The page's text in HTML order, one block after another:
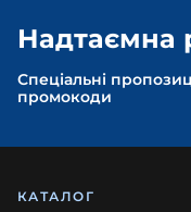
Надтаємна
Спеціальні
промокоди
КАТАЛОГ